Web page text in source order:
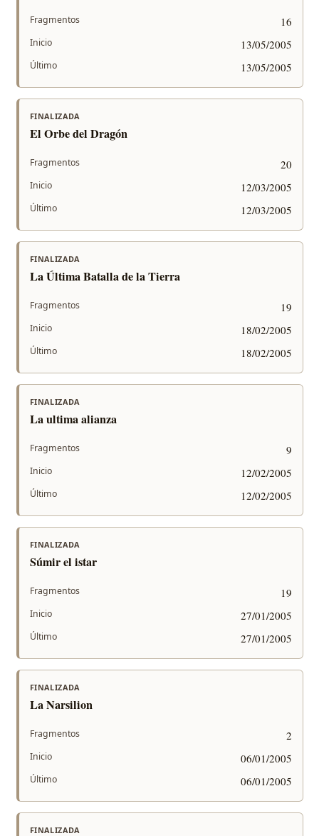
Fragmentos 16
Inicio 13/05/2005
Último 13/05/2005
FINALIZADA
El Orbe del Dragón
Fragmentos 20
Inicio 12/03/2005
Último 12/03/2005
FINALIZADA
La Última Batalla de la Tierra
Fragmentos 19
Inicio 18/02/2005
Último 18/02/2005
FINALIZADA
La ultima alianza
Fragmentos 9
Inicio 12/02/2005
Último 12/02/2005
FINALIZADA
Súmir el istar
Fragmentos 19
Inicio 27/01/2005
Último 27/01/2005
FINALIZADA
La Narsilion
Fragmentos 2
Inicio 06/01/2005
Último 06/01/2005
FINALIZADA